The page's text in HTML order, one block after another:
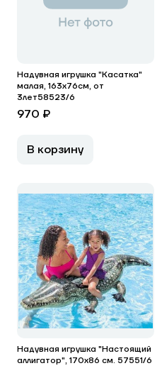
Надувная игрушка "Касатка"
малая, 163х76см, от
3лет58523/6
970 ₽
В корзину
Надувная игрушка "Настоящий
аллигатор", 170х86 см. 57551/6